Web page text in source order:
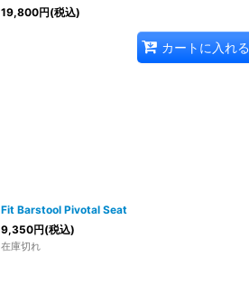
19,800円(税込)
カートに入れる
Fit Barstool Pivotal Seat
9,350円(税込)
在庫切れ